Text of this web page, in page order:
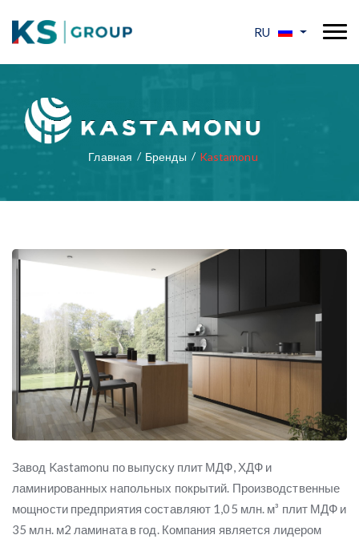
RU
Главная Бренды Kastamonu
Завод Kastamonu по выпуску плит МДФ, ХДФ и
ламинированных напольных покрытий. Производственные
мощности предприятия составляют 1,05 млн. м³ плит МДФ и
35 млн. м2 ламината в год. Компания является лидером